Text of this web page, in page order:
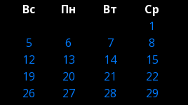
Вс Пн Вт Ср
1
5
6 7 8
12
13 14 15
19
20 21 22
26
27 28 29